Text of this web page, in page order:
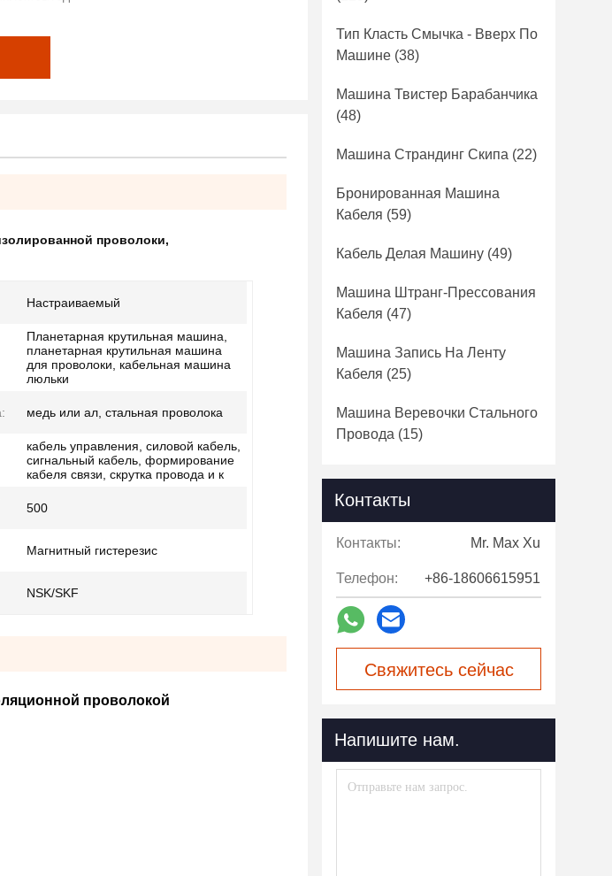
проволоки,
Настраиваемый
Планетарная крутильная машина,
планетарная крутильная машина
для проволоки, кабельная машина
люльки
медь или ал, стальная проволока
кабель управления, силовой кабель,
сигнальный кабель, формирование
кабеля связи, скрутка провода и к
500
Магнитный гистерезис
NSK/SKF
проволокой
Тип Класть Смычка - Вверх По
Машине (38)
Машина Твистер Барабанчика
(48)
Машина Страндинг Скипа (22)
Бронированная Машина
Кабеля (59)
Кабель Делая Машину (49)
Машина Штранг-Прессования
Кабеля (47)
Машина Запись На Ленту
Кабеля (25)
Машина Веревочки Стального
Провода (15)
Контакты
Контакты: Mr. Max Xu
Телефон: +86-18606615951
Свяжитесь сейчас
Напишите нам.